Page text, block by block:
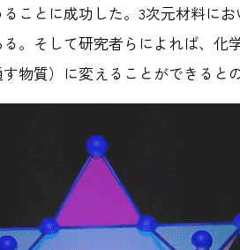
ことに成功した。3次元材料に
。そして研究者らによれば、化
物質）に変えることができると